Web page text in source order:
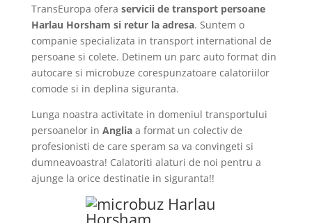
TransEuropa ofera servicii de transport persoane
Harlau Horsham si retur la adresa. Suntem o
companie specializata in transport international de
persoane si colete. Detinem un parc auto format din
autocare si microbuze corespunzatoare calatoriilor
comode si in deplina siguranta.
Lunga noastra activitate in domeniul transportului
persoanelor in Angliaa format un colectiv de
profesionisti de care speram sa va convingeti si
dumneavoastra! Calatoriti alaturi de noi pentru a
ajunge la orice destinatie in siguranta!!